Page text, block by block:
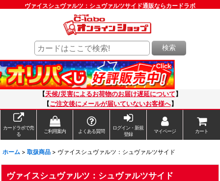
ヴァイスシュヴァルツ：シュヴァルツサイド通販ならカードラボ
検索
【天候/災害によるお荷物のお届け遅延について 】
【ご注文後にメールが届いていないお客様へ】
カードラボで売
る
ご利用案内 よくある質問
ログイン・新規
登録
マイページ カート
ホーム > 取扱商品 > ヴァイスシュヴァルツ：シュヴァルツサイド
ヴァイスシュヴァルツ：シュヴァルツサイド